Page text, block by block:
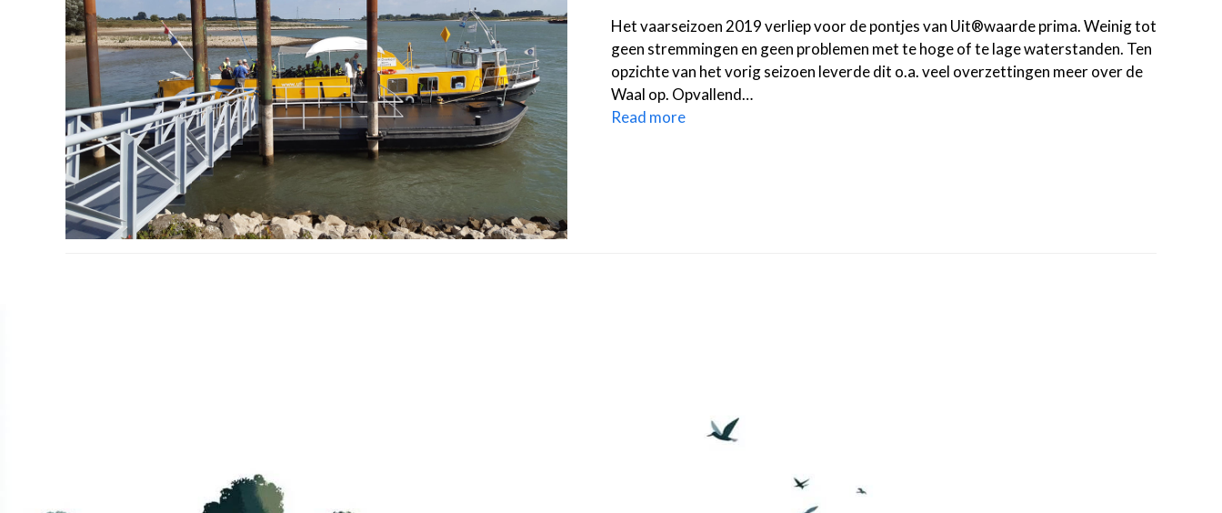
Het vaarseizoen 2019 verliep voor de pontjes van Uit®waarde prima. Weinig tot
geen stremmingen en geen problemen met te hoge of te lage waterstanden. Ten
opzichte van het vorig seizoen leverde dit o.a. veel overzettingen meer over de
Waal op. Opvallend…
Read more